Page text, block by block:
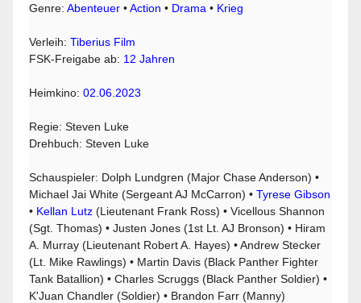
Genre:Abenteuer •Action • Drama • Krieg
Verleih:Tiberius Film
FSK-Freigabe ab: 12 Jahren
Heimkino:02.06.2023
Regie: Steven Luke
Drehbuch: Steven Luke
Schauspieler: Dolph Lundgren (Major Chase Anderson) •
Michael Jai White (Sergeant AJ McCarron) •Tyrese Gibson
• Kellan Lutz (Lieutenant Frank Ross) • Vicellous Shannon
(Sgt. Thomas) • Justen Jones (1st Lt. AJ Bronson) • Hiram
A. Murray (Lieutenant Robert A. Hayes) • Andrew Stecker
(Lt. Mike Rawlings) • Martin Davis (Black Panther Fighter
Tank Batallion) • Charles Scruggs (Black Panther Soldier) •
K'Juan Chandler (Soldier) • Brandon Farr (Manny)